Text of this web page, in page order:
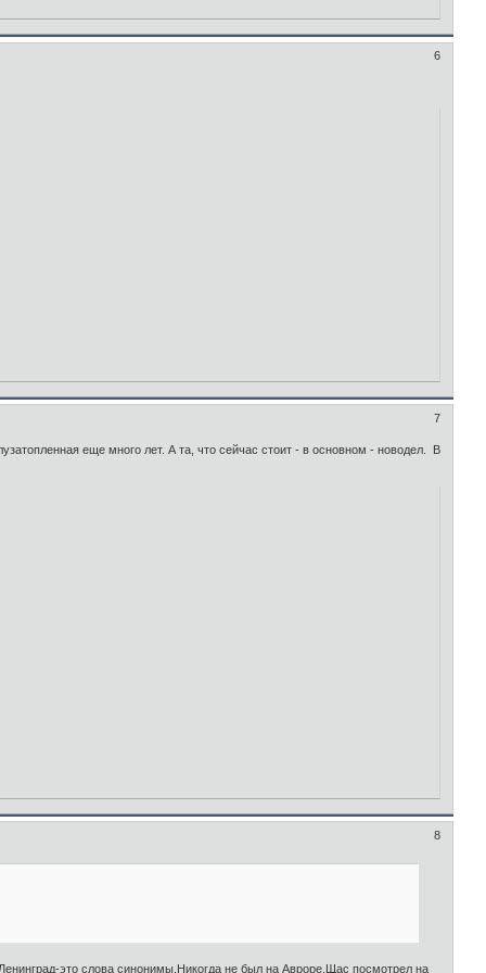
6
7
еще много лет. А та, что сейчас стоит - в основном - новодел. В
8
это слова синонимы.Никогда не был на Авроре.Щас посмотрел на